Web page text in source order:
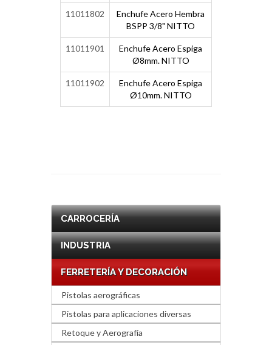
11011802
Enchufe Acero Hembra
BSPP 3/8" NITTO
11011901
Enchufe Acero Espiga
Ø8mm. NITTO
11011902
Enchufe Acero Espiga
Ø10mm. NITTO
CARROCERÍA
INDUSTRIA
FERRETERÍA Y DECORACIÓN
Pistolas aerográficas
Pistolas para aplicaciones diversas
Retoque y Aerografía